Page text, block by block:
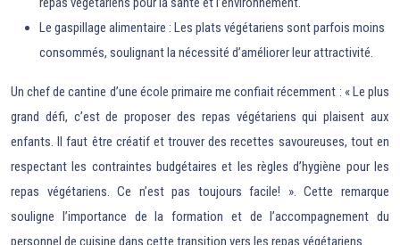
Le gaspillage alimentaire : Les plats végétariens sont parfois moins
consommés, soulignant la nécessité d’améliorer leur attractivité.
Un chef de cantine d’une école primaire me confiait récemment : « Le plus
grand défi, c’est de proposer des repas végétariens qui plaisent aux
enfants. Il faut être créatif et trouver des recettes savoureuses, tout en
respectant les contraintes budgétaires et les règles d’hygiène pour les
repas végétariens. Ce n’est pas toujours facile! ». Cette remarque
souligne l’importance de la formation et de l’accompagnement du
personnel de cuisine dans cette transition vers les repas végétariens.